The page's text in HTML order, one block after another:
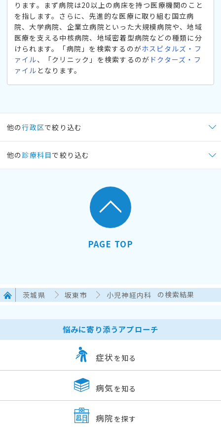
ります。まず病院は20以上の病床を持つ医療機関のこと
を指します。さらに、先進的な医療に取り組む国立病
院、大学病院、企業立病院といった大規模病院や、地域
医療を支える中核病院、地域密着型病院などの種類に分
けられます。「病院」を検索するのがホスピタルズ・フ
ァイル、「クリニック」を検索するのが ドクターズ・フ
ァイル となります。
他の行政区で絞り込む
他の 診療科目で絞り込む
PAGE TOP
茨城県 坂東市 小児神経内科 の検索結果
悩みに寄り添うアプローチ
症状 を知る
病気 を知る
病院 を探す